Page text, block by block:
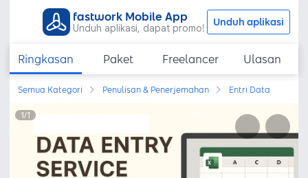
fastwork Mobile App
Unduh aplikasi, dapat promo! Unduh aplikasi
Ringkasan Paket Freelancer Ulasan
Semua Kategori Penulisan & Penerjemahan Entri Data
1/1